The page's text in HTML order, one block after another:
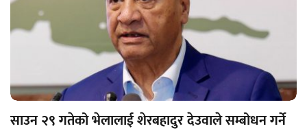
साउन २९ गतेको भेलालाई शेरबहादुर देउवाले सम्बोधन गर्ने